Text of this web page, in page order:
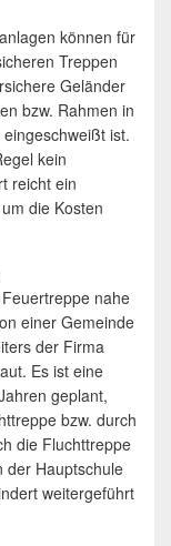
können für
Treppen
Geländer
bzw. Rahmen in
ist.
kein
reicht ein
die Kosten
nahe
einer Gemeinde
der Firma
Es ist eine
geplant,
bzw. durch
die Fluchttreppe
der Hauptschule
weitergeführt